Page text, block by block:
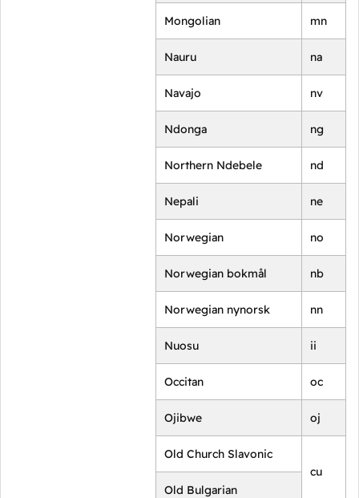
Mongolian mn
Nauru na
Navajo nv
Ndonga ng
Northern Ndebele nd
Nepali ne
Norwegian no
Norwegian bokmål nb
Norwegian nynorsk nn
Nuosu ii
Occitan oc
Ojibwe oj
Old Church Slavonic
cu
Old Bulgarian